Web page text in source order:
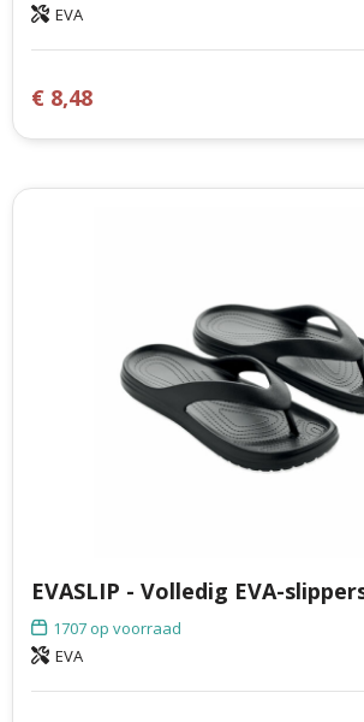
EVA
€ 8,48
EVASLIP - Volledig EVA-
1707op voorraad
EVA